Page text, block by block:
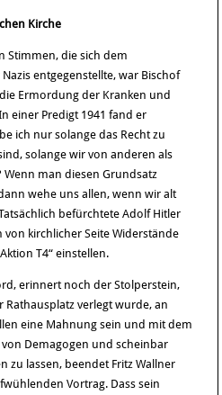
Kirche
Stimmen, die sich dem
entgegenstellte, war Bischof
Ermordung der Kranken und
einer Predigt 1941 fand er
ich nur solange das Recht zu
solange wir von anderen als
man diesen Grundsatz
wehe uns allen, wenn wir alt
befürchtete Adolf Hitler
kirchlicher Seite Widerstände
T4“ einstellen.
erinnert noch der Stolperstein,
Rathausplatz verlegt wurde, an
eine Mahnung sein und mit dem
Demagogen und scheinbar
zu lassen, beendet Fritz Wallner
Vortrag. Dass sein